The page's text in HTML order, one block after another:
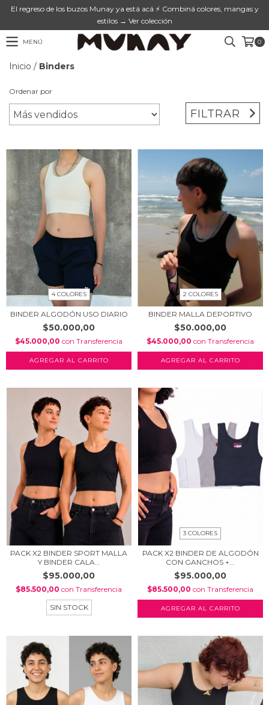
El regreso de los buzos Munay ya está acá ⚡ Combiná colores, mangas y
estilos → Ver colección
MENÚ 0
Inicio / Binders
Ordenar por
FILTRAR
4 COLORES
BINDER ALGODÓN USO DIARIO
$50.000,00
$45.000,00 con Transferencia
AGREGAR AL CARRITO
2 COLORES
BINDER MALLA DEPORTIVO
$50.000,00
$45.000,00 con Transferencia
AGREGAR AL CARRITO
PACK X2 BINDER SPORT MALLA
Y BINDER CALA...
$95.000,00
$85.500,00 con Transferencia
SIN STOCK
3 COLORES
PACK X2 BINDER DE ALGODÓN
CON GANCHOS +...
$95.000,00
$85.500,00 con Transferencia
AGREGAR AL CARRITO